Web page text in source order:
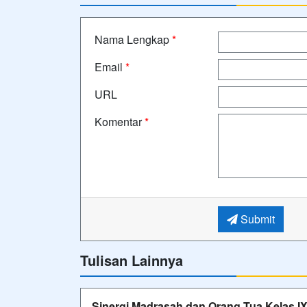
Nama Lengkap*
Email *
URL
Komentar*
Submit
Tulisan Lainnya